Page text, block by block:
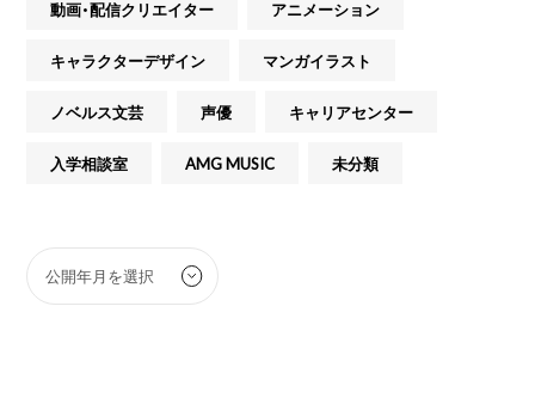
動画・配信クリエイター アニメーション
キャラクターデザイン マンガイラスト
ノベルス文芸 声優 キャリアセンター
入学相談室 AMG MUSIC 未分類